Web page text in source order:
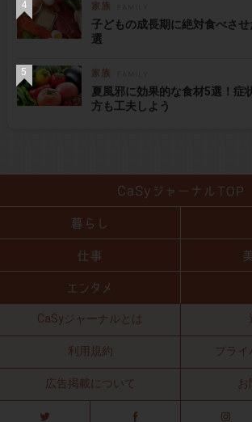
子どもの成長期に絶対食べさ
選
夏風邪に効果的な食材5選！症
方も工夫しよう
CaSyジャーナルとは
利用規約 プラ
広告掲載について お